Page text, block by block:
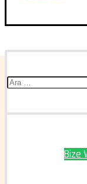
Arama:
Bize